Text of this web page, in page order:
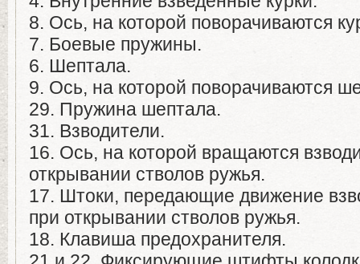
8. Ось, на которой поворачиваются
7. Боевые пружины.
6. Шептала.
9. Ось, на которой поворачиваются
29. Пружина шептала.
31. Взводители.
16. Ось, на которой вращаются
открывании стволов ружья.
17. Штоки, передающие движение
при открывании стволов ружья.
18. Клавиша предохранителя.